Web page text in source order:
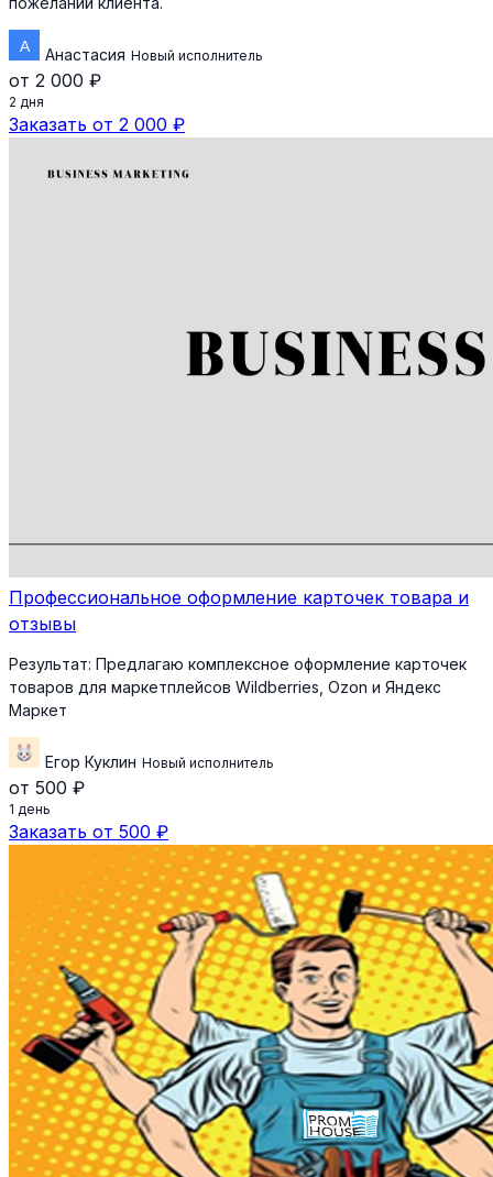
Анастасия Новый исполнитель
от 2 000 ₽
2 дня
Заказать от 2 000 ₽
Профессиональное оформление карточек товара и
отзывы
Результат: Предлагаю комплексное оформление карточек
товаров для маркетплейсов Wildberries, Ozon и Яндекс
Маркет
Егор Куклин Новый исполнитель
от 500 ₽
1 день
Заказать от 500 ₽